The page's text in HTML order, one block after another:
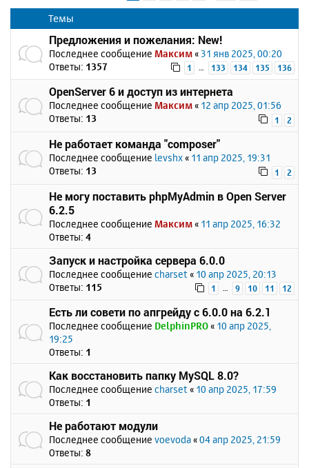
Темы
Предложения и пожелания: New!
Последнее сообщение Максим « 31 янв 2025, 00:20
Ответы: 1357 1 … 133 134 135 136
OpenServer 6 и доступ из интернета
Последнее сообщение Максим « 12 апр 2025, 01:56
Ответы: 13 1 2
Не работает команда "composer"
Последнее сообщение levshx « 11 апр 2025, 19:31
Ответы: 13 1 2
Не могу поставить phpMyAdmin в Open Server
6.2.5
Последнее сообщение Максим « 11 апр 2025, 16:32
Ответы: 4
Запуск и настройка сервера 6.0.0
Последнее сообщение charset « 10 апр 2025, 20:13
Ответы: 115 1 … 9 10 11 12
Есть ли совети по апгрейду с 6.0.0 на 6.2.1
Последнее сообщение DelphinPRO « 10 апр 2025,
19:25
Ответы: 1
Как восстановить папку MySQL 8.0?
Последнее сообщение charset « 10 апр 2025, 17:59
Ответы: 1
Не работают модули
Последнее сообщение voevoda «04 апр 2025, 21:59
Ответы: 8